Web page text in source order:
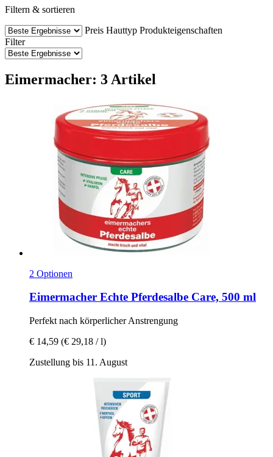
Filtern & sortieren
Preis Hauttyp Produkteigenschaften
Filter
Eimermacher: 3 Artikel
2 Optionen
Eimermacher Echte Pferdesalbe Care, 500 ml
Perfekt nach körperlicher Anstrengung
€ 14,59 (€ 29,18 / l)
Zustellung bis 11. August